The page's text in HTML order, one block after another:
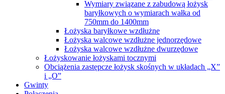
Wymiary związane z zabudową łożysk
baryłkowych o wymiarach wałka od
750mm do 1400mm
Łożyska baryłkowe wzdłużne
Łożyska walcowe wzdłużne jednorzędowe
Łożyska walcowe wzdłużne dwurzędowe
Łożyskowanie łożyskami tocznymi
Obciążenia zastępcze łożysk skośnych w układach „X”
i „O”
Gwinty